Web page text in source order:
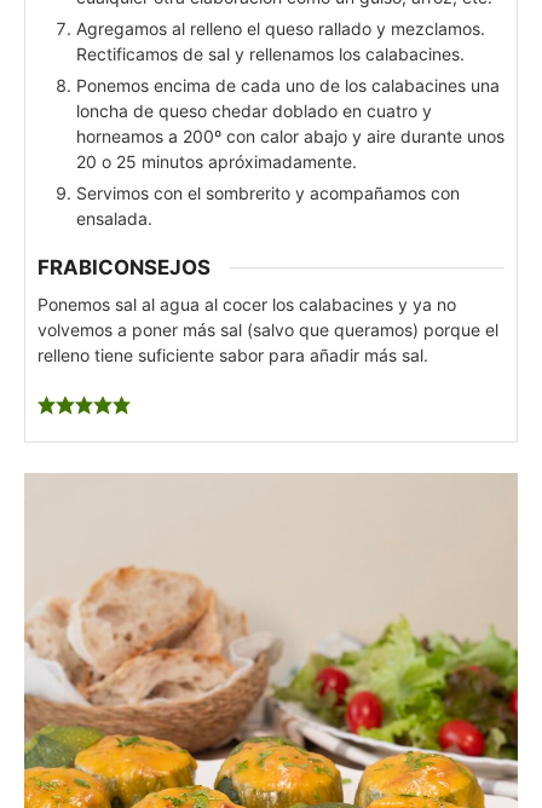
Agregamos al relleno el queso rallado y mezclamos.
Rectificamos de sal y rellenamos los calabacines.
Ponemos encima de cada uno de los calabacines una
loncha de queso chedar doblado en cuatro y
horneamos a 200º con calor abajo y aire durante unos
20 o 25 minutos apróximadamente.
Servimos con el sombrerito y acompañamos con
ensalada.
FRABICONSEJOS
Ponemos sal al agua al cocer los calabacines y ya no
volvemos a poner más sal (salvo que queramos) porque el
relleno tiene suficiente sabor para añadir más sal.